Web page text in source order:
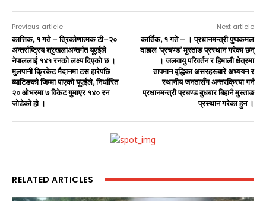
Previous article
कात्तिक, १ गते – त्रिकोणात्मक टी–२०
अन्तर्राष्ट्रिय श्रृखलाअन्तर्गत यूएईले
नेपाललाई १४१ रनको लक्ष्य दिएको छ ।
मुलपानी क्रिकेट मैदानमा टस हारेपछि
ब्याटिङको जिम्मा पाएको यूएईले, निर्धारित
२० ओभरमा ७ विकेट गुमाएर १४० रन
जोडेको हो ।
Next article
कार्तिक, १ गते – । प्रधानमन्त्री पुष्पकमल
दाहाल ‘प्रचण्ड’ मुस्ताङ प्रस्थान गरेका छन्
। जलवायु परिवर्तन र हिमाली क्षेत्रमा
तापमान वृद्धिका असरहरूबारे अध्ययन र
स्थानीय जनतासँग अन्तरक्रिया गर्न
प्रधानमन्त्री प्रचण्ड बुधबार बिहानै मुस्ताङ
प्रस्थान गरेका हुन ।
RELATED ARTICLES